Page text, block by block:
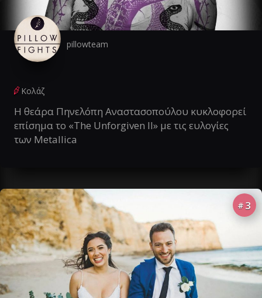
pillowteam
Κολάζ
Η θεάρα Πηνελόπη Αναστασοπούλου κυκλοφορεί
επίσημα το «The Unforgiven II» με τις ευλογίες
των Metallica
# 3